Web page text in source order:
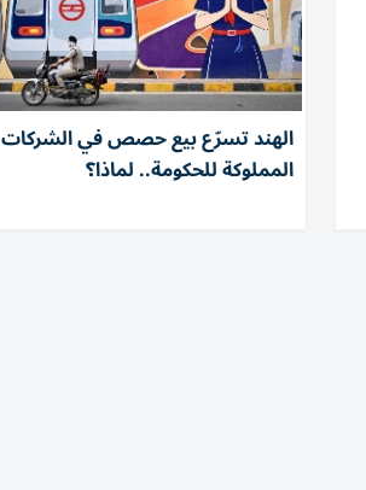
الهند تسرّع بيع حصص في الشركات
المملوكة للحكومة.. لماذا؟